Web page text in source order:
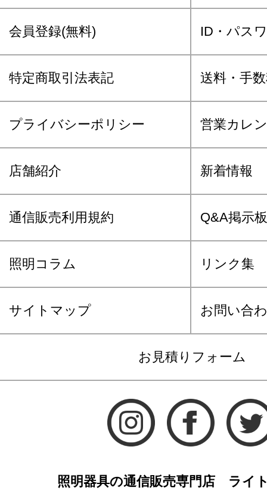
会員登録(無料) ID・パス
特定商取引法表記 送料・手
プライバシーポリシー 営業カレ
店舗紹介 新着情報
通信販売利用規約 Q&A掲示板
照明コラム リンク集
サイトマップ お問い合
お見積りフォーム
照明器具の通信販売専門店 ライ